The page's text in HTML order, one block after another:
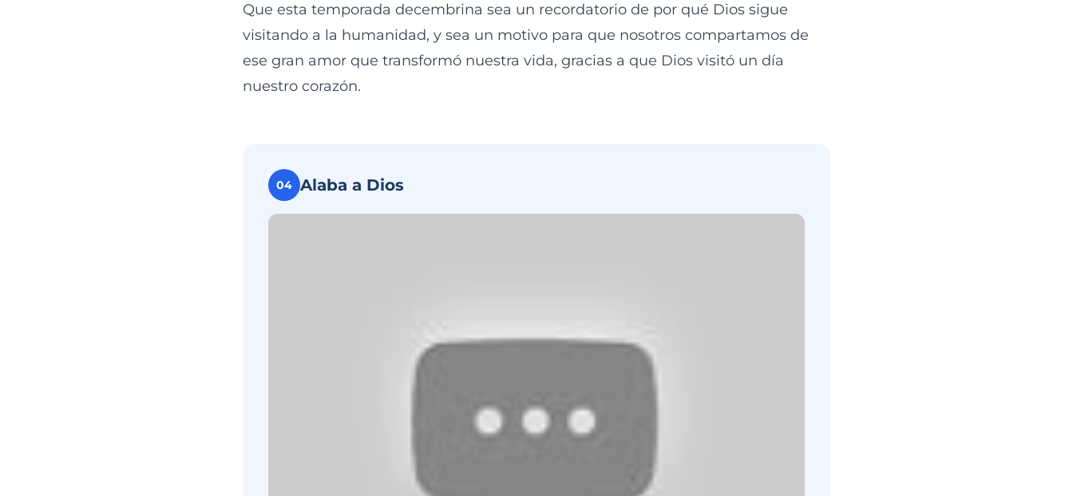
Que esta temporada decembrina sea un recordatorio de por qué Dios sigue
visitando a la humanidad, y sea un motivo para que nosotros compartamos de
ese gran amor que transformó nuestra vida, gracias a que Dios visitó un día
nuestro corazón.
04 Alaba a Dios